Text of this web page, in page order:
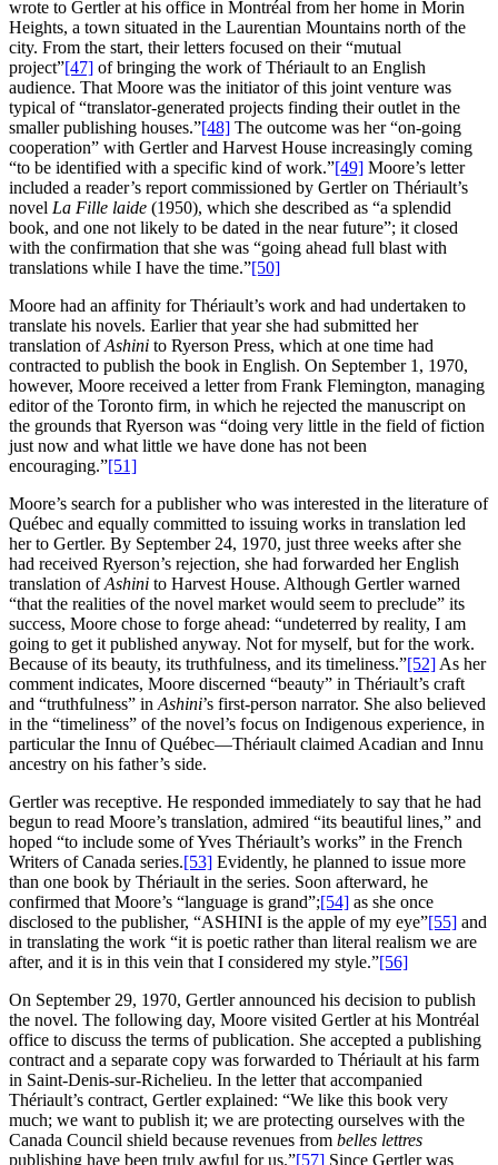
wrote to Gertler at his office in Montréal from her home in Morin
Heights, a town situated in the Laurentian Mountains north of the
city. From the start, their letters focused on their “mutual
project”[47] of bringing the work of Thériault to an English
audience. That Moore was the initiator of this joint venture was
typical of “translator‑generated projects finding their outlet in the
smaller publishing houses.”[48] The outcome was her “on‑going
cooperation” with Gertler and Harvest House increasingly coming
“to be identified with a specific kind of work.”[49] Moore’s letter
included a reader’s report commissioned by Gertler on Thériault’s
novel La Fille laide (1950), which she described as “a splendid
book, and one not likely to be dated in the near future”; it closed
with the confirmation that she was “going ahead full blast with
translations while I have the time.”[50]
Moore had an affinity for Thériault’s work and had undertaken to
translate his novels. Earlier that year she had submitted her
translation ofAshini to Ryerson Press, which at one time had
contracted to publish the book in English. On September 1, 1970,
however, Moore received a letter from Frank Flemington, managing
editor of the Toronto firm, in which he rejected the manuscript on
the grounds that Ryerson was “doing very little in the field of fiction
just now and what little we have done has not been
encouraging.”[51]
Moore’s search for a publisher who was interested in the literature of
Québec and equally committed to issuing works in translation led
her to Gertler. By September 24, 1970, just three weeks after she
had received Ryerson’s rejection, she had forwarded her English
translation ofAshini to Harvest House. Although Gertler warned
“that the realities of the novel market would seem to preclude” its
success, Moore chose to forge ahead: “undeterred by reality, I am
going to get it published anyway. Not for myself, but for the work.
Because of its beauty, its truthfulness, and its timeliness.”[52] As her
comment indicates, Moore discerned “beauty” in Thériault’s craft
and “truthfulness” in Ashini’s first‑person narrator. She also believed
in the “timeliness” of the novel’s focus on Indigenous experience, in
particular the Innu of Québec—Thériault claimed Acadian and Innu
ancestry on his father’s side.
Gertler was receptive. He responded immediately to say that he had
begun to read Moore’s translation, admired “its beautiful lines,” and
hoped “to include some of Yves Thériault’s works” in the French
Writers of Canada series.[53] Evidently, he planned to issue more
than one book by Thériault in the series. Soon afterward, he
confirmed that Moore’s “language is grand”;[54] as she once
disclosed to the publisher, “ASHINI is the apple of my eye”[55] and
in translating the work “it is poetic rather than literal realism we are
after, and it is in this vein that I considered my style.”[56]
On September 29, 1970, Gertler announced his decision to publish
the novel. The following day, Moore visited Gertler at his Montréal
office to discuss the terms of publication. She accepted a publishing
contract and a separate copy was forwarded to Thériault at his farm
in Saint‑Denis‑sur‑Richelieu. In the letter that accompanied
Thériault’s contract, Gertler explained: “We like this book very
much; we want to publish it; we are protecting ourselves with the
Canada Council shield because revenues from belles lettres
publishing have been truly awful for us.”[57] Since Gertler was